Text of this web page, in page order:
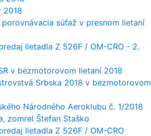
2018
súťaž v presnom lietaní
lietadla Z 526F / OM-CRO - 2.
v bezmotorovom lietaní 2018
Srbska 2018 v bezmotorovom
Národného Aeroklubu č. 1/2018
zomrel Štefan Staško
lietadla Z 526F / OM-CRO